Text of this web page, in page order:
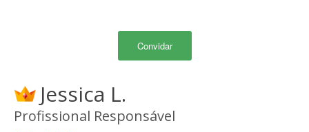
Convidar
Jessica L.
Profissional Responsável